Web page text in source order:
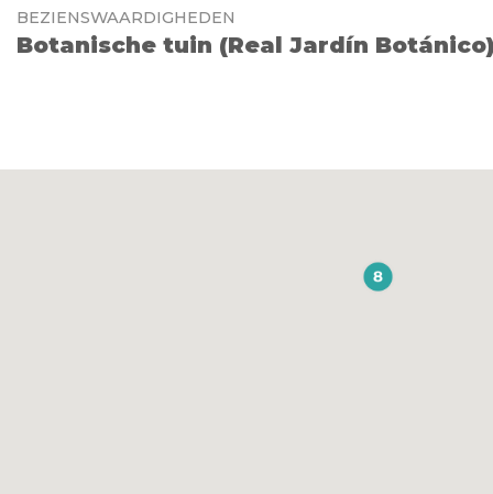
BEZIENSWAARDIGHEDEN
Botanische tuin (Real Jardín